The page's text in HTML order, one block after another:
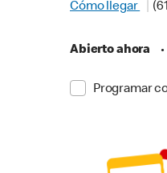
Cómo llegar
Abierto ahora •
Programar